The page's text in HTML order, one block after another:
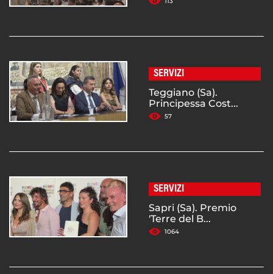
SERVIZI
Teggiano (Sa).
Principessa Cost...
57
SERVIZI
Sapri (Sa). Premio
'Terre del B...
1064